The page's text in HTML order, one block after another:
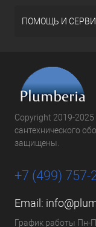
ПОМОЩЬ И
Copyright 2019-2025
сантехнического
защищены.
+7 (499) 757-
Email:
График работы Пн-